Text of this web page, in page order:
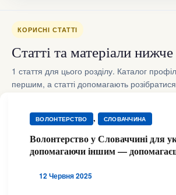
КОРИСНІ СТАТТІ
Статті та матеріали нижче
1 стаття для цього розділу. Каталог
першим, а статті допомагають
ВОЛОНТЕРСТВО , СЛОВАЧЧИНА
Волонтерство у Словаччині для
допомагаючи іншим —
12 Червня 2025